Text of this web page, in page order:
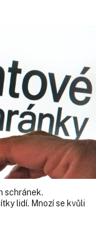
schránek.
lidí. Mnozí se kvůli